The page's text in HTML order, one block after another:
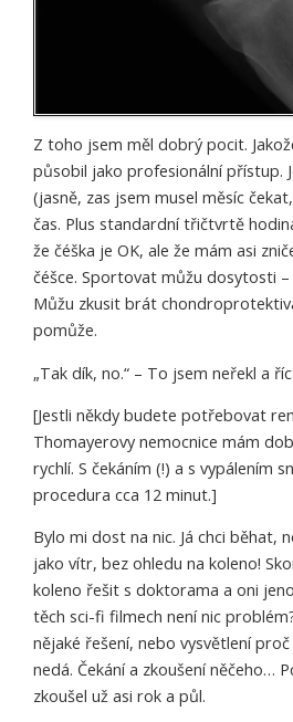
Z toho jsem měl dobrý pocit.
působil jako profesionální přístup.
(jasně, zas jsem musel měsíc
čas. Plus standardní třičtvrtě
že čéška je OK, ale že mám asi
čéšce. Sportovat můžu dosytosti
Můžu zkusit brát
pomůže.
„Tak dík, no.“ – To jsem neřekl a
[Jestli někdy budete potřebovat
Thomayerovy nemocnice mám
rychlí. S čekáním (!) a s vypálením
procedura cca 12 minut.]
Bylo mi dost na nic. Já chci běhat,
jako vítr, bez ohledu na koleno!
koleno řešit s doktorama a oni
těch sci-fi filmech není nic
nějaké řešení, nebo vysvětlení
nedá. Čekání a zkoušení něčeho…
zkoušel už asi rok a půl.